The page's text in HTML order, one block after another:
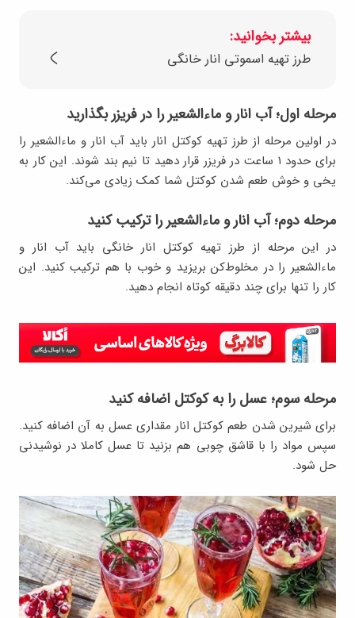
بیشتر بخوانید:
طرز تهیه اسموتی انار خانگی
مرحله اول؛ آب انار و ماءالشعیر را در فریزر بگذارید
در اولین مرحله از طرز تهیه کوکتل انار باید آب انار و ماءالشعیر را
برای حدود ۱ ساعت در فریزر قرار دهید تا نیم بند شوند. این کار به
یخی و خوش طعم شدن کوکتل شما کمک زیادی می‌کند.
مرحله دوم؛ آب انار و ماءالشعیر را ترکیب کنید
در این مرحله از طرز تهیه کوکتل انار خانگی باید آب انار و
ماءالشعیر را در مخلوط‌کن بریزید و خوب با هم ترکیب کنید. این
کار را تنها برای چند دقیقه کوتاه انجام دهید.
مرحله سوم؛ عسل را به کوکتل اضافه کنید
برای شیرین شدن طعم کوکتل انار مقداری عسل به آن اضافه کنید.
سپس مواد را با قاشق چوبی هم بزنید تا عسل کاملا در نوشیدنی
حل شود.